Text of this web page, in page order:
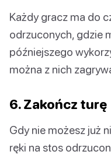
Każdy gracz ma do
odrzuconych, gdzie
późniejszego
można z nich
6. Zakończ turę
Gdy nie możesz już
ręki na stos